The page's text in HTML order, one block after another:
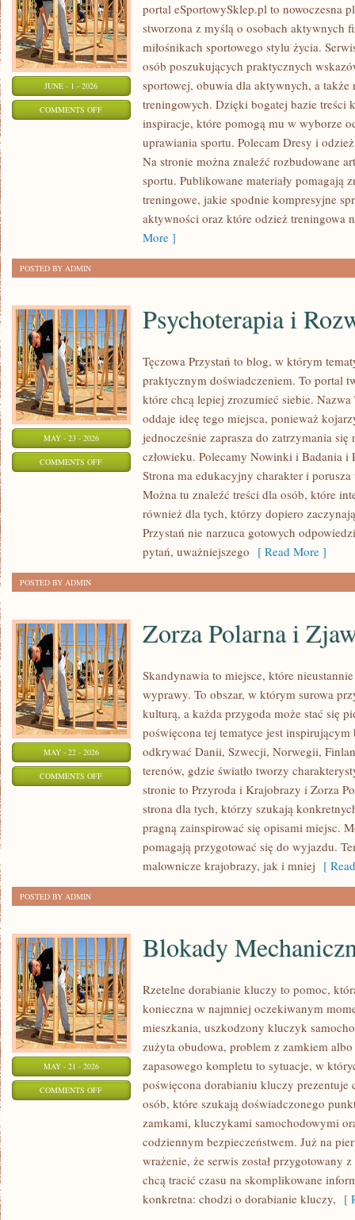
JUNE - 1 - 2026
COMMENTS OFFON
PORADNIKI
ZAKUPOWE
portal eSportowySklep.pl to nowoczesna
stworzona z myślą o osobach aktywnych
miłośnikach sportowego stylu życia.
osób poszukujących praktycznych
sportowej, obuwia dla aktywnych, a także
treningowych. Dzięki bogatej bazie treści
inspiracje, które pomogą mu w wyborze
uprawiania sportu. Polecam Dresy i
Na stronie można znaleźć rozbudowane
sportu. Publikowane materiały pomagają
treningowe, jakie spodnie kompresyjne
aktywności oraz które odzież treningowa
More ]
POSTED BY ADMIN
MAY - 23 - 2026
COMMENTS OFFON
PSYCHOTERAPIA
Psychoterapia i
Tęczowa Przystań to blog, w którym
praktycznym doświadczeniem. To portal
które chcą lepiej zrozumieć siebie. Nazwa
oddaje ideę tego miejsca, ponieważ
jednocześnie zaprasza do zatrzymania
człowieku. Polecamy Nowinki i Badania i
Strona ma edukacyjny charakter i
Można tu znaleźć treści dla osób, które
również dla tych, którzy dopiero
Przystań nie narzuca gotowych
pytań, uważniejszego [ Read More ]
POSTED BY ADMIN
MAY - 22 - 2026
COMMENTS OFFON
Zorza Polarna i
Skandynawia to miejsce, które
wyprawy. To obszar, w którym surowa
kulturą, a każda przygoda może stać się
poświęcona tej tematyce jest
odkrywać Danii, Szwecji, Norwegii,
terenów, gdzie światło tworzy
stronie to Przyroda i Krajobrazy i Zorza
strona dla tych, którzy szukają
pragną zainspirować się opisami miejsc.
pomagają przygotować się do wyjazdu.
malownicze krajobrazy, jak i mniej [
POSTED BY ADMIN
MAY - 21 - 2026
COMMENTS OFFON
MECHANICZNE
Blokady
Rzetelne dorabianie kluczy to pomoc,
konieczna w najmniej oczekiwanym
mieszkania, uszkodzony kluczyk
zużyta obudowa, problem z zamkiem
zapasowego kompletu to sytuacje, w
poświęcona dorabianiu kluczy prezentuje
osób, które szukają doświadczonego
zamkami, kluczykami samochodowymi
codziennym bezpieczeństwem. Już na
wrażenie, że serwis został przygotowany
chcą tracić czasu na skomplikowane
konkretna: chodzi o dorabianie kluczy, [